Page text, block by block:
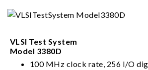
VLSI Test System
Model 3380D
100 MHz clock rate, 256 I/O